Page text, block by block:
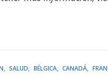
SALUD BÉLGICA CANADÁ